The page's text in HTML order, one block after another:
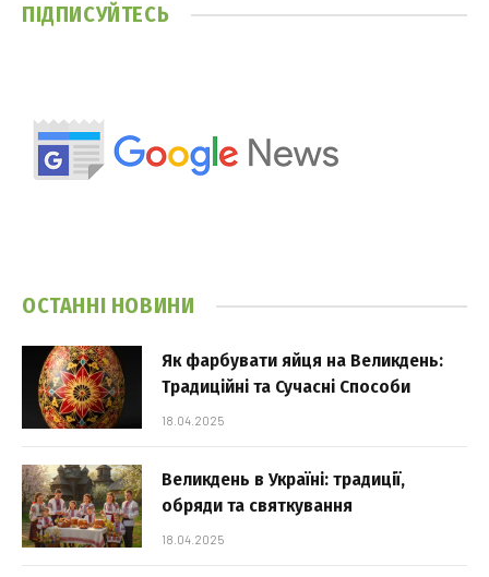
ПІДПИСУЙТЕСЬ
ОСТАННІ НОВИНИ
Як фарбувати яйця на Великдень:
Традиційні та Сучасні Способи
18.04.2025
Великдень в Україні: традиції,
обряди та святкування
18.04.2025